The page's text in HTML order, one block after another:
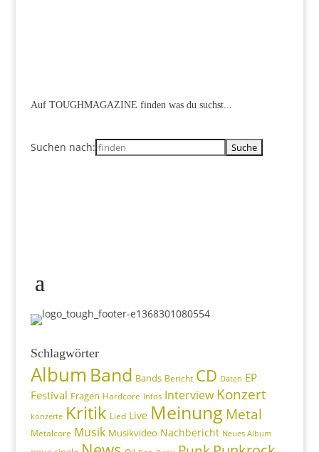
Auf TOUGHMAGAZINE finden was du suchst...
Suchen nach:
Schlagwörter
Album Band Bands Bericht CD Daten EP
Festival Fragen Hardcore Infos Interview Konzert
konzerte Kritik Lied Live Meinung Metal
Metalcore Musik Musikvideo Nachbericht Neues Album